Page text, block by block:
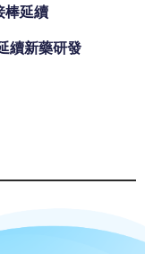
棒延續
續新藥研發